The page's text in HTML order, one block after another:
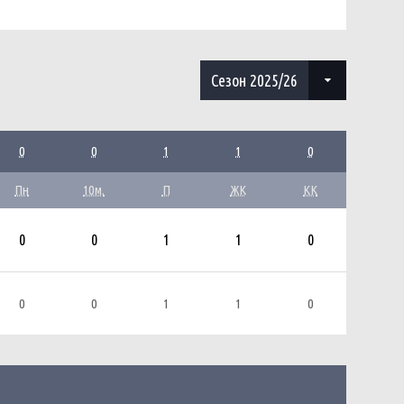
Сезон 2025/26
0 0 1 1 0
Пн 10м. П ЖК КК
0 0 1 1 0
0 0 1 1 0